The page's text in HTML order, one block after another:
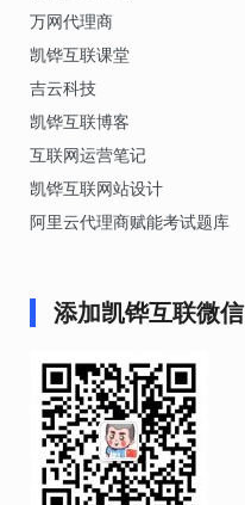
万网代理商
凯铧互联课堂
吉云科技
凯铧互联博客
互联网运营笔记
凯铧互联网站设计
阿里云代理商赋能考试题库
添加凯铧互联微信